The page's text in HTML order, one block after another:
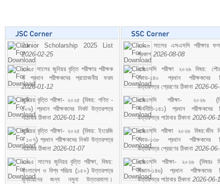
Junior Scholarship 2025 List
2026-02-25
২০২৫ সালের জুনিয়র বৃত্তি পরীক্ষার পরীক্ষক
ও প্রধান পরীক্ষকদের প্রয়োজনীয় ফরম
2026-01-12
জুনিয়র বৃত্তি পরীক্ষা- ২০২৫ (বিষয়: গণিত -
১০৯) প্রধান পরীক্ষকদের নিকট উত্তরপত্র
পাঠাবার ঠিকানা 2026-01-12
জুনিয়র বৃত্তি পরীক্ষা- ২০২৫ (বিষয়: ইংরেজি
- ১০৭) প্রধান পরীক্ষকদের নিকট উত্তরপত্র
পাঠাবার ঠিকানা 2026-01-07
২০২৫ সালের জুনিয়র বৃত্তি পরীক্ষা, বিষয়:
বাংলাদেশ ও বিশ্ব পরিচয় (১৫০) উত্তরপত্র
মূল্যায়নের জন্য নমুনা উত্তরমালা।
২০২৬ সালের এসএসসি পরীক্ষার
প্রকাশ 2026-08-08
এসএসসি পরীক্ষা ২০২৬ বিষয়:
কোড-১৪০ প্রধান পরীক্ষকদের
উত্তরপত্র প্রেরণের ঠিকানা 2026-
এসএসসি পরীক্ষা- ২০২৬
অর্থনীতি-১৪১) প্রধান পরীক্ষকদের
উত্তরপত্র পাঠাবার ঠিকানা 2026-06-
এসএসসি পরীক্ষা ২০২৬ বিষয়:জীব
কোড-১৩৮ প্রধান পরীক্ষকদের
উত্তরপত্র প্রেরণের ঠিকানা 2026-
এসএসসি পরীক্ষা- ২০২৬ (বিষয়ঃ
বিজ্ঞান-১৪৬) প্রধান পরীক্ষকদের
উত্তরপত্র পাঠাবার ঠিকানা 2026-06-